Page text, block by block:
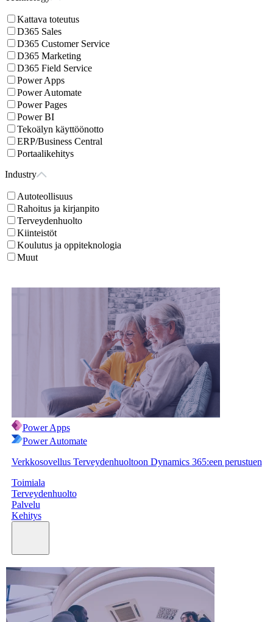
Kattava toteutus
D365 Sales
D365 Customer Service
D365 Marketing
D365 Field Service
Power Apps
Power Automate
Power Pages
Power BI
Tekoälyn käyttöönotto
ERP/Business Central
Portaalikehitys
Industry
Autoteollisuus
Rahoitus ja kirjanpito
Terveydenhuolto
Kiinteistöt
Koulutus ja oppiteknologia
Muut
Power Apps
Power Automate
Verkkosovellus Terveydenhuoltoon Dynamics 365:een perustuen
Toimiala
Terveydenhuolto
Palvelu
Kehitys